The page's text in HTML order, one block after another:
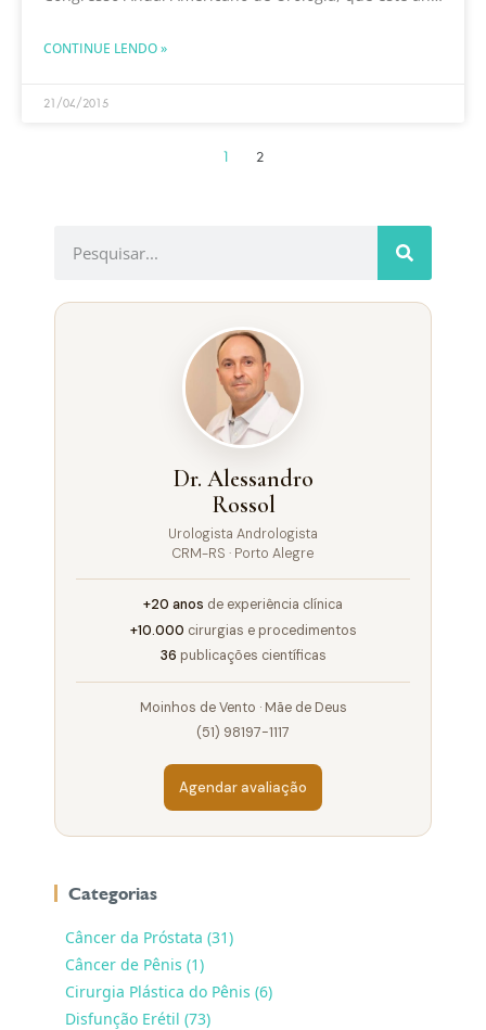
CONTINUE LENDO »
21/04/2015
1 2
Dr. Alessandro
Rossol
Urologista Andrologista
CRM-RS · Porto Alegre
+20 anos de experiência clínica
+10.000 cirurgias e procedimentos
36 publicações científicas
Moinhos de Vento · Mãe de Deus
(51) 98197-1117
Agendar avaliação
Categorias
Câncer da Próstata (31)
Câncer de Pênis (1)
Cirurgia Plástica do Pênis (6)
Disfunção Erétil (73)